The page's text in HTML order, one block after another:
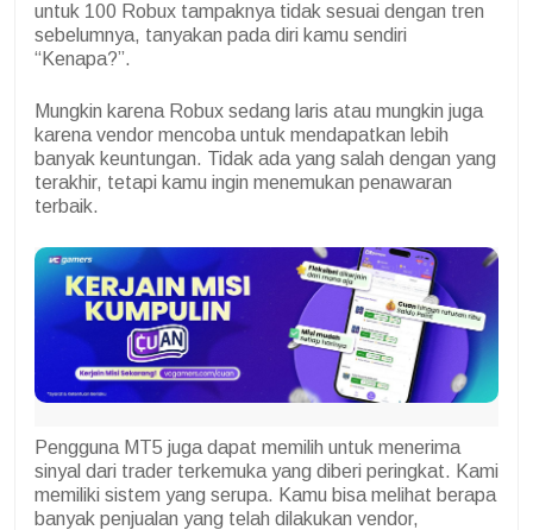
untuk 100 Robux tampaknya tidak sesuai dengan tren
sebelumnya, tanyakan pada diri kamu sendiri
“Kenapa?”.
Mungkin karena Robux sedang laris atau mungkin juga
karena vendor mencoba untuk mendapatkan lebih
banyak keuntungan. Tidak ada yang salah dengan yang
terakhir, tetapi kamu ingin menemukan penawaran
terbaik.
Pengguna MT5 juga dapat memilih untuk menerima
sinyal dari trader terkemuka yang diberi peringkat. Kami
memiliki sistem yang serupa. Kamu bisa melihat berapa
banyak penjualan yang telah dilakukan vendor,